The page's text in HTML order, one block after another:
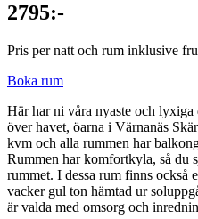
2795:-
Pris per natt och rum inklusive
Boka rum
Här har ni våra nyaste och
över havet, öarna i Värnanäs
kvm och alla rummen har
Rummen har komfortkyla, så du
rummet. I dessa rum finns också
vacker gul ton hämtad ur
är valda med omsorg och